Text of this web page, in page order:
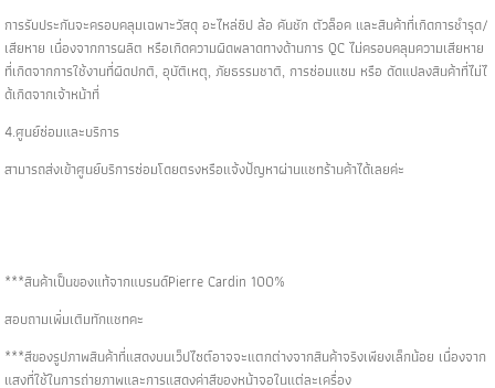
การรับประกันจะครอบคลุมเฉพาะวัสดุ อะไหล่ซิป ล้อ คันชัก ตัวล็อค และสินค้าที่เกิดการชำรุด/
เสียหาย เนื่องจากการผลิต หรือเกิดความผิดพลาดทางด้านการ QC ไม่ครอบคลุมความเสียหาย
ที่เกิดจากการใช้งานที่ผิดปกติ, อุบัติเหตุ, ภัยธรรมชาติ, การซ่อมแซม หรือ ดัดแปลงสินค้าที่ไม่ไ
ด้เกิดจากเจ้าหน้าที่
4.ศูนย์ซ่อมและบริการ
สามารถส่งเข้าศูนย์บริการซ่อมโดยตรงหรือแจ้งปัญหาผ่านแชทร้านค้าได้เลยค่ะ
***สินค้าเป็นของแท้จากแบรนด์Pierre Cardin 100%
สอบถามเพิ่มเติมทักแชทคะ
***สีของรูปภาพสินค้าที่แสดงบนเว็ปไซต์อาจจะแตกต่างจากสินค้าจริงเพียงเล็กน้อย เนื่องจาก
แสงที่ใช้ในการถ่ายภาพและการแสดงค่าสีของหน้าจอในแต่ละเครื่อง